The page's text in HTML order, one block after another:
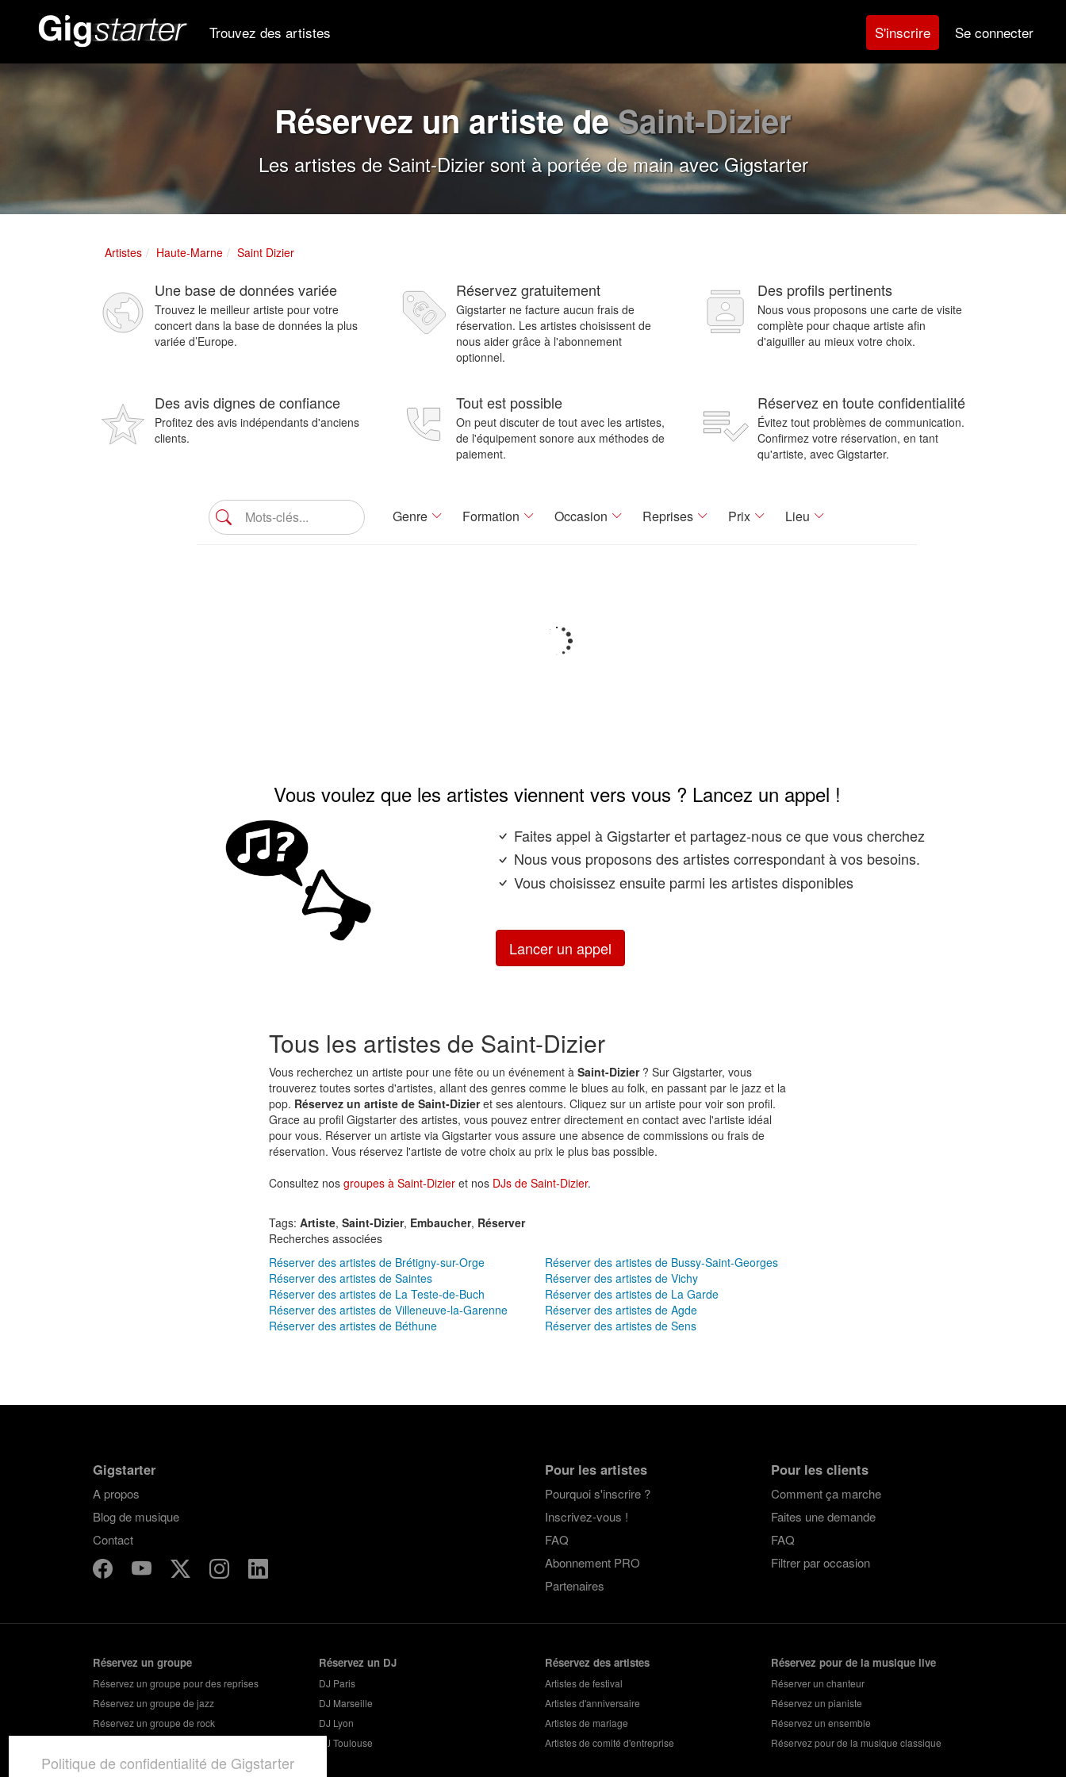
Trouvez des artistes S'inscrire Se connecter
Réservez un artiste deSaint-Dizier
Les artistes de Saint-Dizier sont à portée de main avec Gigstarter
Artistes Haute-Marne Saint Dizier
Une base de données variée
Trouvez le meilleur artiste pour votre
concert dans la base de données la plus
variée d’Europe.
Réservez gratuitement
Gigstarter ne facture aucun frais de
réservation. Les artistes choisissent de
nous aider grâce à l'abonnement
optionnel.
Des profils pertinents
Nous vous proposons une carte de visite
complète pour chaque artiste afin
d'aiguiller au mieux votre choix.
Des avis dignes de confiance
Profitez des avis indépendants d'anciens
clients.
Tout est possible
On peut discuter de tout avec les artistes,
de l'équipement sonore aux méthodes de
paiement.
Réservez en toute confidentialité
Évitez tout problèmes de communication.
Confirmez votre réservation, en tant
qu'artiste, avec Gigstarter.
Genre Formation Occasion Reprises Prix Lieu
Vous voulez que les artistes viennent vers vous ? Lancez un appel !
Faites appel à Gigstarter et partagez-nous ce que vous cherchez
Nous vous proposons des artistes correspondant à vos besoins.
Vous choisissez ensuite parmi les artistes disponibles
Lancer un appel
Tous les artistes de Saint-Dizier
Vous recherchez un artiste pour une fête ou un événement à Saint-Dizier? Sur Gigstarter, vous
trouverez toutes sortes d'artistes, allant des genres comme le blues au folk, en passant par le jazz et la
pop. Réservez un artiste de Saint-Dizieret ses alentours. Cliquez sur un artiste pour voir son profil.
Grace au profil Gigstarter des artistes, vous pouvez entrer directement en contact avec l'artiste idéal
pour vous. Réserver un artiste via Gigstarter vous assure une absence de commissions ou frais de
réservation. Vous réservez l'artiste de votre choix au prix le plus bas possible.
Consultez nos groupes à Saint-Dizier et nos DJs de Saint-Dizier.
Tags: Artiste, Saint-Dizier, Embaucher, Réserver
Recherches associées
Réserver des artistes de Brétigny-sur-Orge
Réserver des artistes de Saintes
Réserver des artistes de La Teste-de-Buch
Réserver des artistes de Villeneuve-la-Garenne
Réserver des artistes de Béthune
Réserver des artistes de Bussy-Saint-Georges
Réserver des artistes de Vichy
Réserver des artistes de La Garde
Réserver des artistes de Agde
Réserver des artistes de Sens
Pour les artistes
Pourquoi s'inscrire ?
Inscrivez-vous !
FAQ
Abonnement PRO
Partenaires
Pour les clients
Comment ça marche
Faites une demande
FAQ
Filtrer par occasion
Gigstarter
A propos
Blog de musique
Contact
Réservez un groupe
Réservez un groupe pour des reprises
Réservez un groupe de jazz
Réservez un groupe de rock
Réservez un DJ
DJ Paris
DJ Marseille
DJ Lyon
DJ Toulouse
Réservez des artistes
Artistes de festival
Artistes d'anniversaire
Artistes de mariage
Artistes de comité d'entreprise
Réservez pour de la musique live
Réserver un chanteur
Réservez un pianiste
Réservez un ensemble
Réservez pour de la musique classique
Politique de confidentialité de Gigstarter